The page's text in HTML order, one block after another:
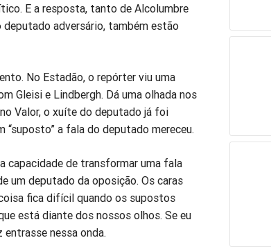
E a resposta, tanto de Alcolumbre
deputado adversário, também estão
No Estadão, o repórter viu uma
Gleisi e Lindbergh. Dá uma olhada nos
Valor, o xuíte do deputado já foi
“suposto” a fala do deputado mereceu.
capacidade de transformar uma fala
um deputado da oposição. Os caras
fica difícil quando os supostos
está diante dos nossos olhos. Se eu
nessa onda.